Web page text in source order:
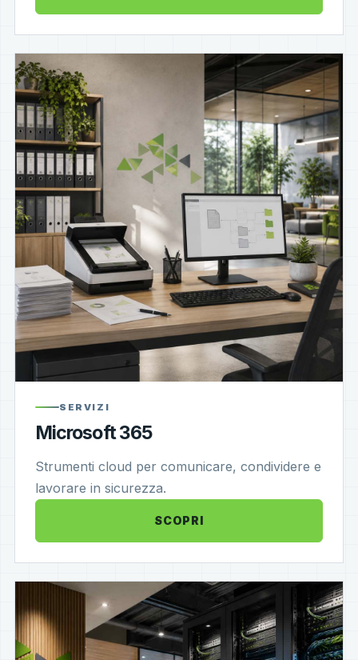
SERVIZI
Microsoft 365
Strumenti cloud per comunicare, condividere e
lavorare in sicurezza.
SCOPRI